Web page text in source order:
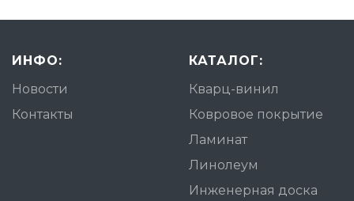
ИНФО:
Новости
Контакты
КАТАЛОГ:
Кварц-винил
Ковровое покрытие
Ламинат
Линолеум
Инженерная доска